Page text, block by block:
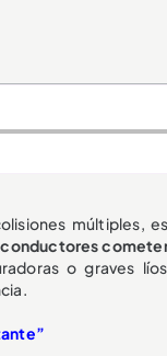
múltiples,
o graves